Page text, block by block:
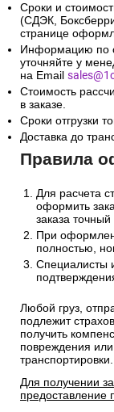
Сроки и
(СДЭК,
странице
Информацию по
уточняйте у
на Email
Стоимость
в заказе.
Сроки отгрузки
Доставка до
Правила
Для расчета
оформить
заказа
При
полностью,
Специалисты
Любой груз,
подлежит
получить
повреждения или
транспортировки.
Для получении
предоставление